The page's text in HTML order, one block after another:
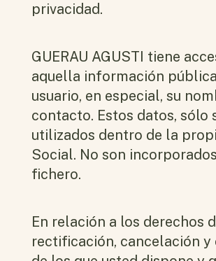
privacidad.
GUERAU AGUSTI tiene
aquella información
usuario, en especial, su
contacto. Estos datos, sólo
utilizados dentro de la
Social. No son
fichero.
En relación a los derechos
rectificación, cancelación y